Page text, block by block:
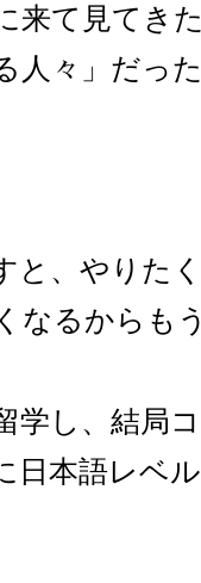
来て見てき
人々」だっ
と、やりた
なるからも
学し、結局
日本語レベ